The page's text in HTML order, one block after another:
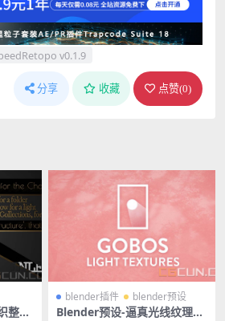
v0.1.9
分享 收藏 点赞(0)
整理
blender插件 blender预设
Blender预设-逼真光线纹理贴